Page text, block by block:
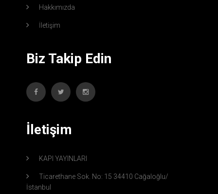
Hakkımızda
İletişim
Biz Takip Edin
İletişim
KAPI YAYINLARI
Ticarethane Sok. No: 15 34410 Cağaloğlu/
İstanbul